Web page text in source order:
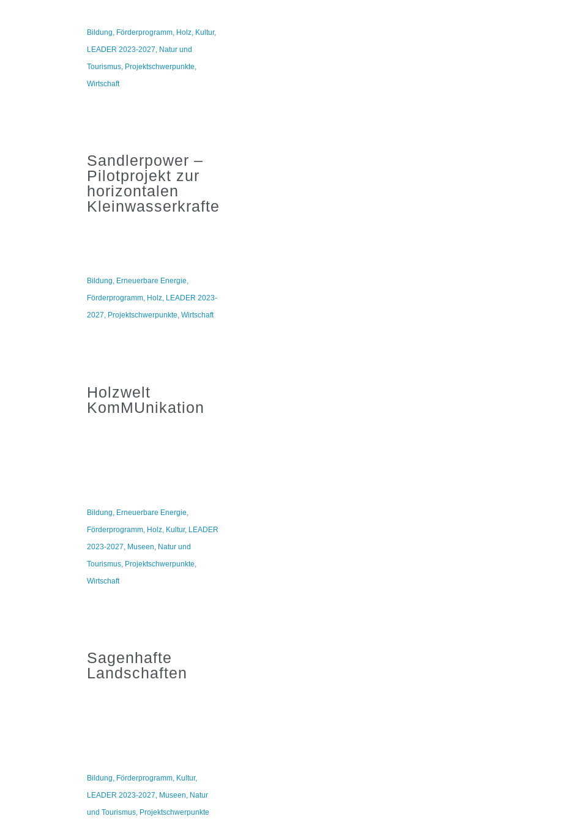
Bildung Förderprogramm Holz Kultur,
LEADER 2023-2027 Natur und
Tourismus Projektschwerpunkte
Wirtschaft
Sandlerpower –
Pilotprojekt zur
horizontalen
Kleinwasserkrafterzeugung
Bildung, Erneuerbare Energie,
Förderprogramm, Holz, LEADER 2023-
2027, Projektschwerpunkte, Wirtschaft
Holzwelt
KomMUnikation
Bildung Erneuerbare Energie
Förderprogramm Holz Kultur, LEADER
2023-2027 Museen Natur und
Tourismus Projektschwerpunkte
Wirtschaft
Sagenhafte
Landschaften
Bildung, Förderprogramm, Kultur,
LEADER 2023-2027, Museen, Natur
und Tourismus, Projektschwerpunkte